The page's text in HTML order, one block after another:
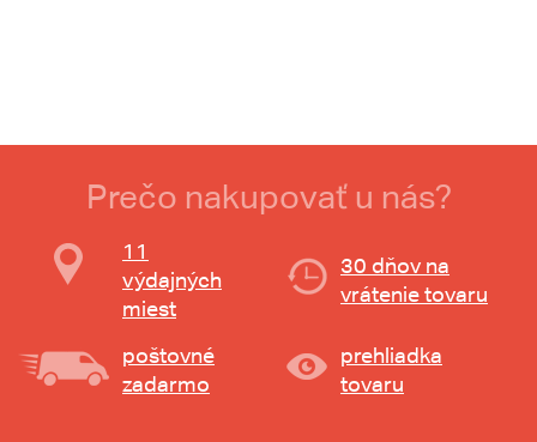
Prečo nakupovať u nás?
11
výdajných
miest
30 dňov na
vrátenie tovaru
poštovné
zadarmo
prehliadka
tovaru